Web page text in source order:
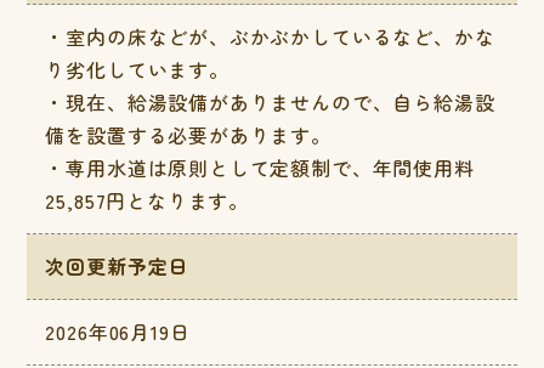
・室内の床などが、ぶかぶかしているなど、かな
り劣化しています。
・現在、給湯設備がありませんので、自ら給湯設
備を設置する必要があります。
・専用水道は原則として定額制で、年間使用料
25,857円となります。
次回更新予定日
2026年06月19日